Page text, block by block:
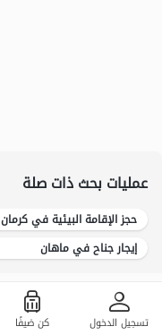
تسجيل الدخول كن ضيفًا
OpenStreetMap
عمليات بحث ذات صلة
حجز الإقامة البيئية في کرمان
إيجار جناح في ماهان